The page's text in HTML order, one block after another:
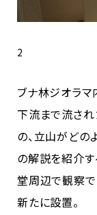
2
ブナ林ジオラ
下流まで流さ
の、立山がどの
の解説を紹介す
堂周辺で観察で
新たに設置。